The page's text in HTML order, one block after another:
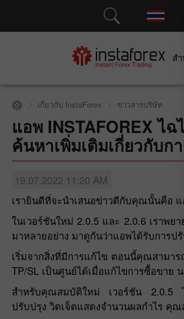
ส
เกี่ยวกับ InstaForex ข่าวสารบริษัท
แอพ INSTAFOREX ไฉ
ค้นหาเพิ่มเติมเกี่ยวกับก
เปิดบั
19.07.2022 11:20 AM
เรายินดีที่จะนำเสนอข่าวดีกับคุณนั้นคือ แ
ในเวอร์ชันใหม่ 2.0.5 และ 2.0.6 เราพ
มาหลายอย่าง มาดูกันว่าแอพได้รับการป
เริ่มจากสิ่งที่มีการแก้ไข ตอนนี้คุณสามา
TP/SL เป็นศูนย์ได้เมื่อแก้ไขการซื้อขาย
สำหรับคุณสมบัติใหม่ เวอร์ชัน 2.0.5 ไ
ปรับปรุง วิดเจ็ตแสดงจำนวนผลกำไร คุ